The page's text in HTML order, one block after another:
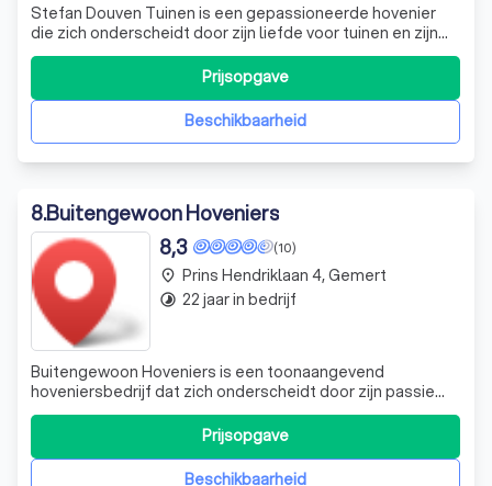
Stefan Douven Tuinen is een gepassioneerde hovenier
die zich onderscheidt door zijn liefde voor tuinen en zijn
toewijding aan vakmanschap. Elke dag zetten wij ons in om
prachtige tuinen te creëren waar onze klanten van kunnen
genieten. Of het nu gaat om het snoeien van hagen, het
maken van een beplaBeschikbaarheid
Prijsopgave
8.Buitengewoon Hoveniers
(10)
8,3
Buitengewoon Hoveniers is een toonaangevend
hoveniersbedrijf dat zich onderscheidt door zijn passie
voor groen en de natuur. Wij zijn de specialisten die u
nodig heeft als de eerste zonnestralen doorbreken en u
uw tuin weer op orde wilt hebben. Ons team van
vakbekwame en gepassioneerde hoveniers str
Beschikbaarheid
Prijsopgave
place Prins Hendriklaan 4, Gemert
timelapse 22 jaar in bedrijf